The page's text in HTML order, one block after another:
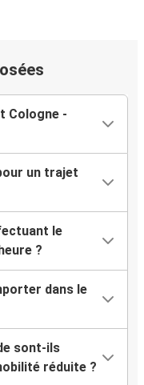
Cologne -
un trajet
le
?
dans le
sont-ils
réduite ?